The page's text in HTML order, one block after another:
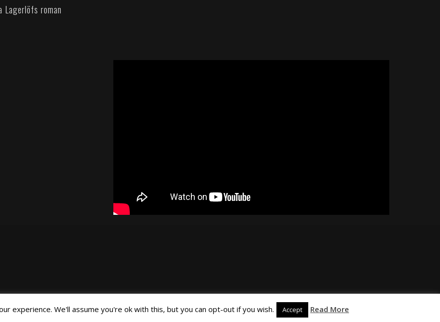
roman
©Joa Helgesson, 2018
experience. We'll assume you're ok with this, but you can opt-out if you wish. Accept Read More